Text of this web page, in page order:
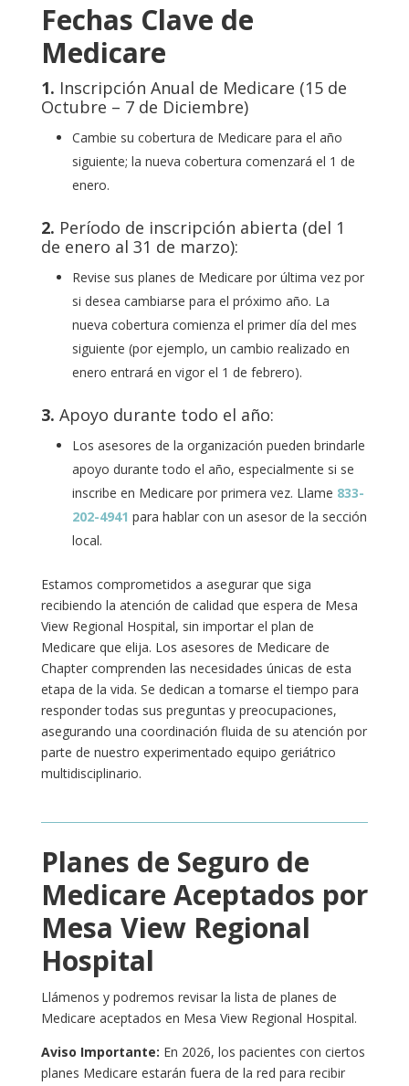
Fechas Clave de
Medicare
1. Inscripción Anual de Medicare (15 de
Octubre – 7 de Diciembre)
Cambie su cobertura de Medicare para el año
siguiente; la nueva cobertura comenzará el 1 de
enero.
2. Período de inscripción abierta (del 1
de enero al 31 de marzo):
Revise sus planes de Medicare por última vez por
si desea cambiarse para el próximo año. La
nueva cobertura comienza el primer día del mes
siguiente (por ejemplo, un cambio realizado en
enero entrará en vigor el 1 de febrero).
3. Apoyo durante todo el año:
Los asesores de la organización pueden brindarle
apoyo durante todo el año, especialmente si se
inscribe en Medicare por primera vez. Llame 833-
202-4941 para hablar con un asesor de la sección
local.
Estamos comprometidos a asegurar que siga
recibiendo la atención de calidad que espera de Mesa
View Regional Hospital, sin importar el plan de
Medicare que elija. Los asesores de Medicare de
Chapter comprenden las necesidades únicas de esta
etapa de la vida. Se dedican a tomarse el tiempo para
responder todas sus preguntas y preocupaciones,
asegurando una coordinación fluida de su atención por
parte de nuestro experimentado equipo geriátrico
multidisciplinario.
Planes de Seguro de
Medicare Aceptados por
Mesa View Regional
Hospital
Llámenos y podremos revisar la lista de planes de
Medicare aceptados en Mesa View Regional Hospital.
Aviso Importante: En 2026, los pacientes con ciertos
planes Medicare estarán fuera de la red para recibir